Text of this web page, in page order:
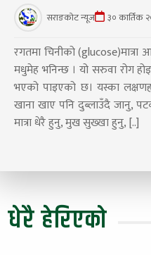
सराङकोट न्यूज ३० कार्तिक
रगतमा चिनीको (glucose)मात्रा
मधुमेह भनिन्छ । यो सरुवा रोग
भएको पाइएको छ। यस्का
खाना खाए पनि दुब्लाउँदै जानु,
मात्रा धेरै हुनु, मुख सुख्खा हुनु, [..]
धेरै हेरिएको